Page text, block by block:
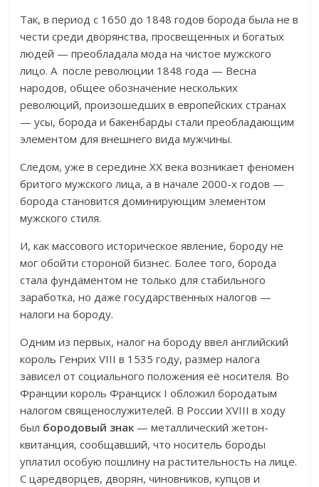
Так, в период с 1650 до 1848 годов борода была не в
чести среди дворянства, просвещенных и богатых
людей — преобладала мода на чистое мужского
лицо. А после революции 1848 года — Весна
народов, общее обозначение нескольких
революций, произошедших в европейских странах
— усы, борода и бакенбарды стали преобладающим
элементом для внешнего вида мужчины.
Следом, уже в середине XX века возникает феномен
бритого мужского лица, а в начале 2000-х годов —
борода становится доминирующим элементом
мужского стиля.
И, как массового историческое явление, бороду не
мог обойти стороной бизнес. Более того, борода
стала фундаментом не только для стабильного
заработка, но даже государственных налогов —
налоги на бороду.
Одним из первых, налог на бороду ввел английский
король Генрих VIII в 1535 году, размер налога
зависел от социального положения её носителя. Во
Франции король Франциск I обложил бородатым
налогом священослужителей. В России XVIII в ходу
был бородовый знак — металлический жетон-
квитанция, сообщавший, что носитель бороды
уплатил особую пошлину на растительность на лице.
С царедворцев, дворян, чиновников, купцов и